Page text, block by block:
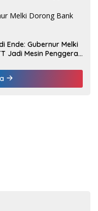
Ende: Gubernur Melki
Jadi Mesin Penggerak